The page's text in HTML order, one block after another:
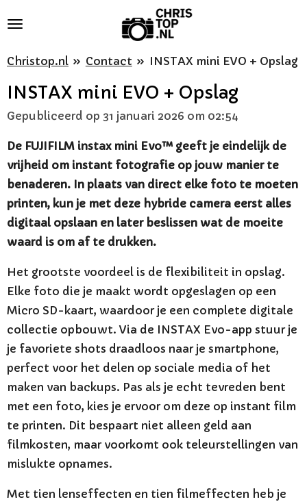
naar
hoofdinhoud
Christop.nl » Contact » INSTAX mini EVO + Opslag
INSTAX mini EVO + Opslag
Gepubliceerd op 31 januari 2026 om 02:54
De FUJIFILM instax mini Evo™ geeft je eindelijk de
vrijheid om instant fotografie op jouw manier te
benaderen. In plaats van direct elke foto te moeten
printen, kun je met deze hybride camera eerst alles
digitaal opslaan en later beslissen wat de moeite
waard is om af te drukken.
Het grootste voordeel is de flexibiliteit in opslag.
Elke foto die je maakt wordt opgeslagen op een
Micro SD-kaart, waardoor je een complete digitale
collectie opbouwt. Via de INSTAX Evo-app stuur je
je favoriete shots draadloos naar je smartphone,
perfect voor het delen op sociale media of het
maken van backups. Pas als je echt tevreden bent
met een foto, kies je ervoor om deze op instant film
te printen. Dit bespaart niet alleen geld aan
filmkosten, maar voorkomt ook teleurstellingen van
mislukte opnames.
Met tien lenseffecten en tien filmeffecten heb je